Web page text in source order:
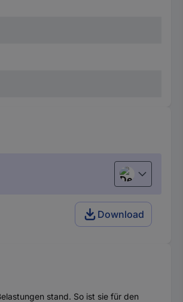
Deutsch
Download
stand. So ist sie für den